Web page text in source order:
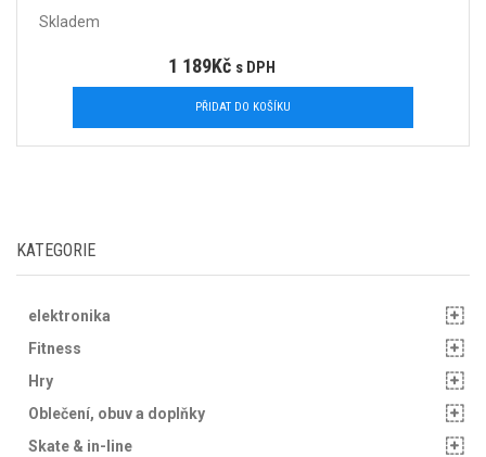
1 189Kč s DPH
Skladem
PŘIDAT DO KOŠÍKU
KATEGORIE
elektronika
Fitness
Hry
Oblečení, obuv a doplňky
Skate & in-line